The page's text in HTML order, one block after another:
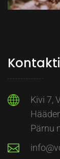
Kivi 7,
Pärnu